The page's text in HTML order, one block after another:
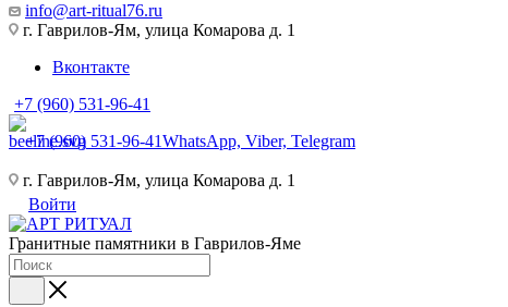
info@art-ritual76.ru
г. Гаврилов-Ям, улица Комарова д. 1
Вконтакте
+7 (960) 531-96-41
+7 (960) 531-96-41WhatsApp, Viber, Telegram
г. Гаврилов-Ям, улица Комарова д. 1
Войти
Гранитные памятники в Гаврилов-Яме